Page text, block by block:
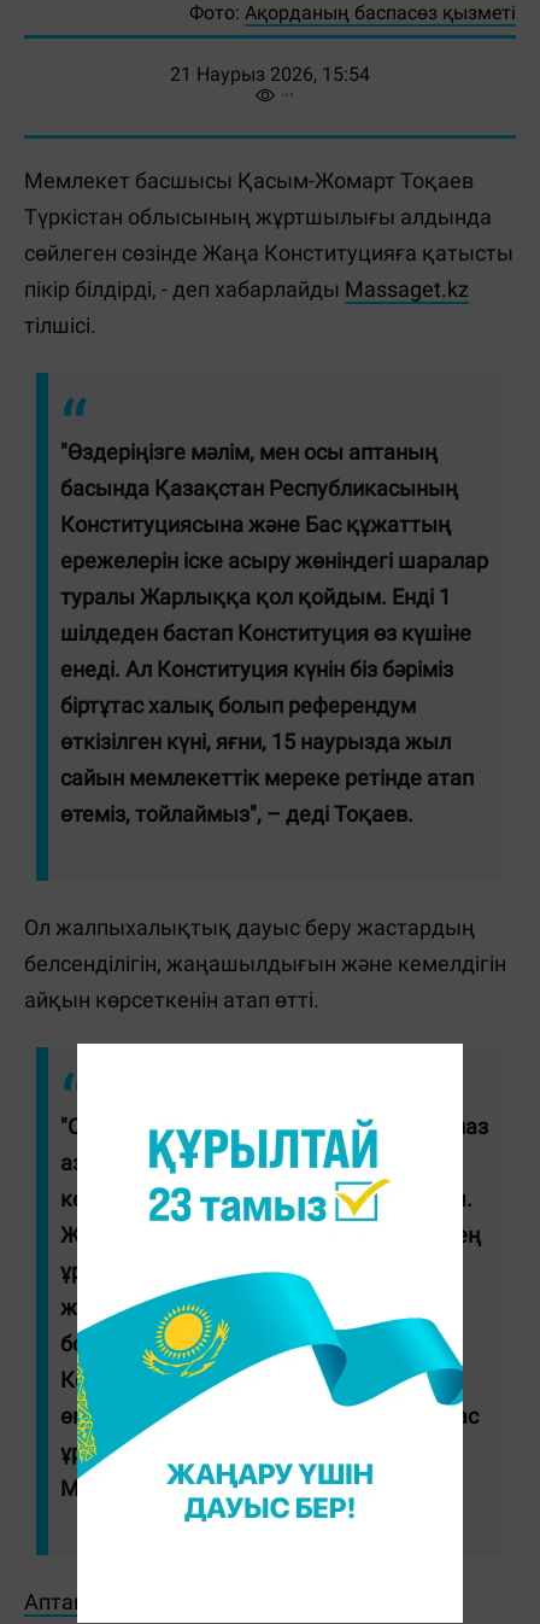
Фото: Ақорданың баспасөз қызметі
21 Наурыз 2026, 15:54
Мемлекет басшысы Қасым-Жомарт Тоқаев
Түркістан облысының жұртшылығы алдында
сөйлеген сөзінде Жаңа Конституцияға қатысты
пікір білдірді, - деп хабарлайды Massaget.kz
тілшісі.
"Өздеріңізге мәлім, мен осы аптаның
басында Қазақстан Республикасының
Конституциясына және Бас құжаттың
ережелерін іске асыру жөніндегі шаралар
туралы Жарлыққа қол қойдым. Енді 1
шілдеден бастап Конституция өз күшіне
енеді. Ал Конституция күнін біз бәріміз
біртұтас халық болып референдум
өткізілген күні, яғни, 15 наурызда жыл
сайын мемлекеттік мереке ретінде атап
өтеміз, тойлаймыз", – деді Тоқаев.
Ол жалпыхалықтық дауыс беру жастардың
белсенділігін, жаңашылдығын және кемелдігін
айқын көрсеткенін атап өтті.
"Олар Отанына адал, ойы озық, жасампаз
азаматтар ретінде өздерінің жарқын
келешегіне қатысты таңдауын жасады.
Жаңа Конституция, ең алдымен, өскелең
ұрпақтың игілігі үшін қабылданды, бұл
жастарға арналған құжат десек, қате
болмайды. Төрге озған Халық
Конституциясы жастарға жөн сілтейді,
өмір жолын көрсетеді. Жаңа Ата заң жас
ұрпақпен бірге жасай береді", – деді
Мемлекет басшысы.
Аптаның басты оқиғалары мен пайдалы